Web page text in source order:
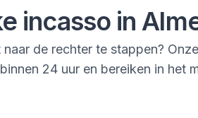
incassoin
de rechter te stappen?
24 uur en bereiken in het